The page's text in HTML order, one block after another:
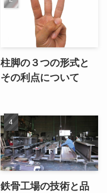
柱脚の３つの形式と
その利点について
鉄骨工場の技術と品